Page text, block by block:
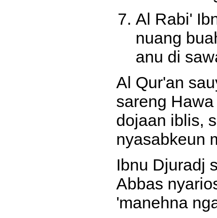
Al Rabi'
nuang
anu di
Al Qur'an
sareng
dojaan iblis,
nyasabkeun
Ibnu Djuradj
Abbas
'manehna